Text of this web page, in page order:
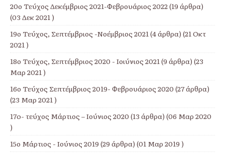
20ο Τεύχος Δεκέμβριος 2021-Φεβρουάριος 2022(19 άρθρα)
(03 Δεκ 2021 )
19ο Τεύχος, Σεπτέμβριος -Νοέμβριος 2021 (4 άρθρα) (21 Οκτ
2021 )
18ο Τεύχος, Σεπτέμβριος 2020 - Ιοιύνιος 2021 (9 άρθρα) (23
Μαρ 2021 )
16ο Τεύχος Σεπτέμβριος 2019- Φεβρουάριος 2020 (27 άρθρα)
(23 Μαρ 2021 )
17o- τεύχος Μάρτιος – Ιούνιος 2020 (13 άρθρα) (06 Μαρ 2020
)
15ο Μάρτιος - Ιούνιος 2019 (29 άρθρα) (01 Μαρ 2019 )